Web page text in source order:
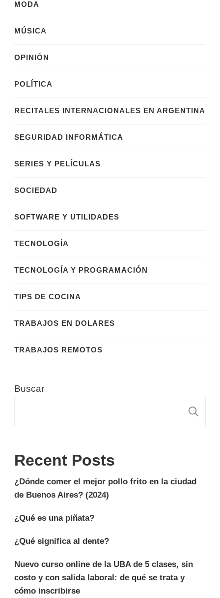
MODA
MÚSICA
OPINIÓN
POLÍTICA
RECITALES INTERNACIONALES EN ARGENTINA
SEGURIDAD INFORMÁTICA
SERIES Y PELÍCULAS
SOCIEDAD
SOFTWARE Y UTILIDADES
TECNOLOGÍA
TECNOLOGÍA Y PROGRAMACIÓN
TIPS DE COCINA
TRABAJOS EN DOLARES
TRABAJOS REMOTOS
Buscar
Recent Posts
¿Dónde comer el mejor pollo frito en la ciudad
de Buenos Aires? (2024)
¿Qué es una piñata?
¿Qué significa al dente?
Nuevo curso online de la UBA de 5 clases, sin
costo y con salida laboral: de qué se trata y
cómo inscribirse